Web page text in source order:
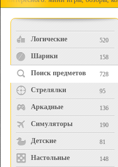
Логические 520
Шарики 158
Поиск предметов 728
Стрелялки 95
Аркадные 136
Симуляторы 190
Детские 81
Настольные 148